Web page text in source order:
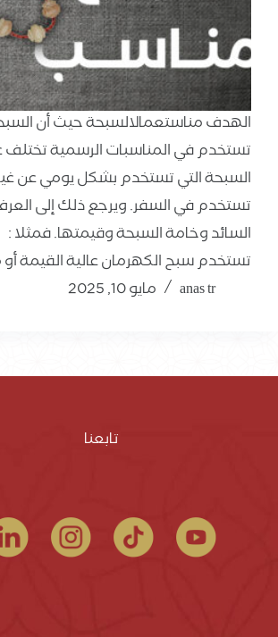
الهدف مناستعمالالسبحة حيث أن
تستخدم في المناسبات الرسمية
السبحة التي تستخدم بشكل يومي عن
تستخدم في السفر. ويرجع ذلك إلى
السائد وخامة السبحة وقيمتها. فمثلا :
تستخدم سبح الكهرمان عالية القيمة
anas tr
مايو 10, 2025
تابعنا